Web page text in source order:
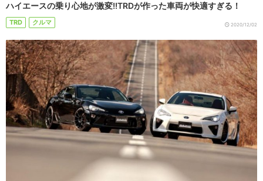
ハイエースの乗り心地が激変!!TRDが作った車両が快適すぎる！
TRD クルマ 2020/12/02